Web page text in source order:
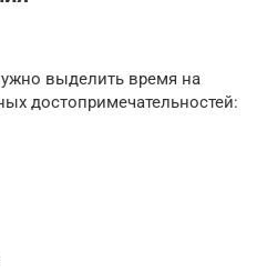
выделить время на
достопримечательностей: